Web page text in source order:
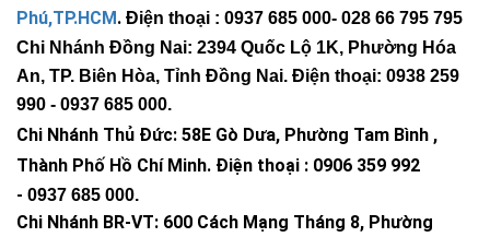
Phú,TP.HCM. Điện thoại : 0937 685 000- 028 66 795 795
Chi Nhánh Đồng Nai: 2394 Quốc Lộ 1K, Phường Hóa
An, TP. Biên Hòa, Tỉnh Đồng Nai. Điện thoại: 0938 259
990 - 0937 685 000.
Chi Nhánh Thủ Đức: 58E Gò Dưa, Phường Tam Bình ,
Thành Phố Hồ Chí Minh. Điện thoại : 0906 359 992
- 0937 685 000.
Chi Nhánh BR-VT: 600 Cách Mạng Tháng 8, Phường